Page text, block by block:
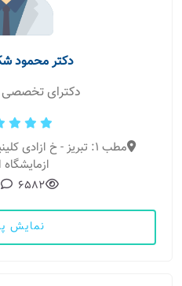
دکتر محمود
دکترای
مطب 1: تبریز - خ
ازمایشگاه
6582
نمایش